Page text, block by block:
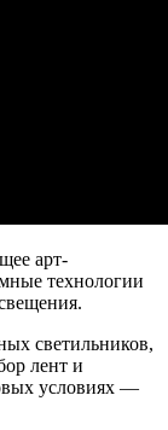
арт-
технологии
светильников,
лент и
условиях —